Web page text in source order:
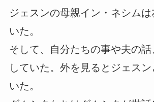
ジェスンの母親イン・ネシム
いた。
そして、自分たちの事や夫の
していた。外を見るとジェス
いた。